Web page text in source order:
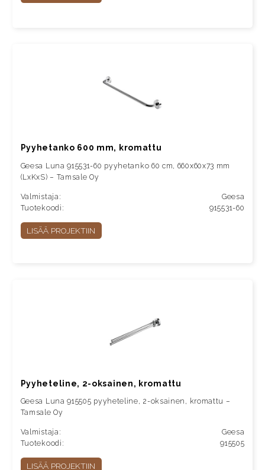
Pyyhetanko 600 mm, kromattu
Geesa Luna 915531-60 pyyhetanko 60 cm, 660x60x73 mm
(LxKxS) – Tamsale Oy
Valmistaja:
Geesa
Tuotekoodi:
915531-60
LISÄÄ PROJEKTIIN
Pyyheteline, 2-oksainen, kromattu
Geesa Luna 915505 pyyheteline, 2-oksainen, kromattu –
Tamsale Oy
Valmistaja:
Geesa
Tuotekoodi:
915505
LISÄÄ PROJEKTIIN